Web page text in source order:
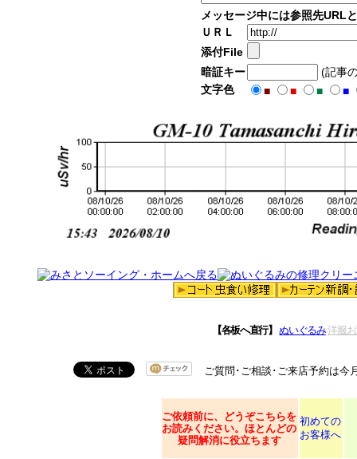
メッセージ中には参照先URL
ＵＲＬ
添付File
暗証キー
(記事
文字色
■ ■ ■ ■
【各板へ直行】 ぬいぐるみ 洋服
ご質問･ご相談･ご来店予約は今
ご依頼前に、どうぞこちらを
お読みください。ほとんどの
疑問解消に役立ちます
初めての
お客様へ